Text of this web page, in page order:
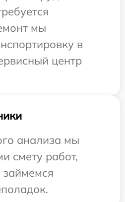
мы
в
центр
анализа мы
смету работ,